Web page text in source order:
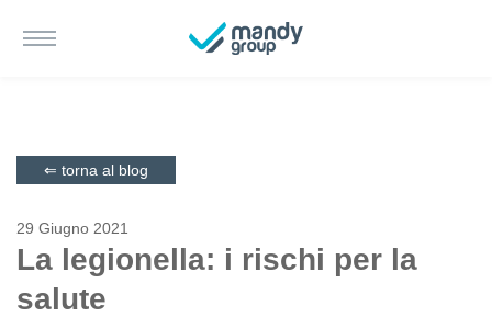
⇐ torna al blog
29 Giugno 2021
La legionella: i rischi per la
salute